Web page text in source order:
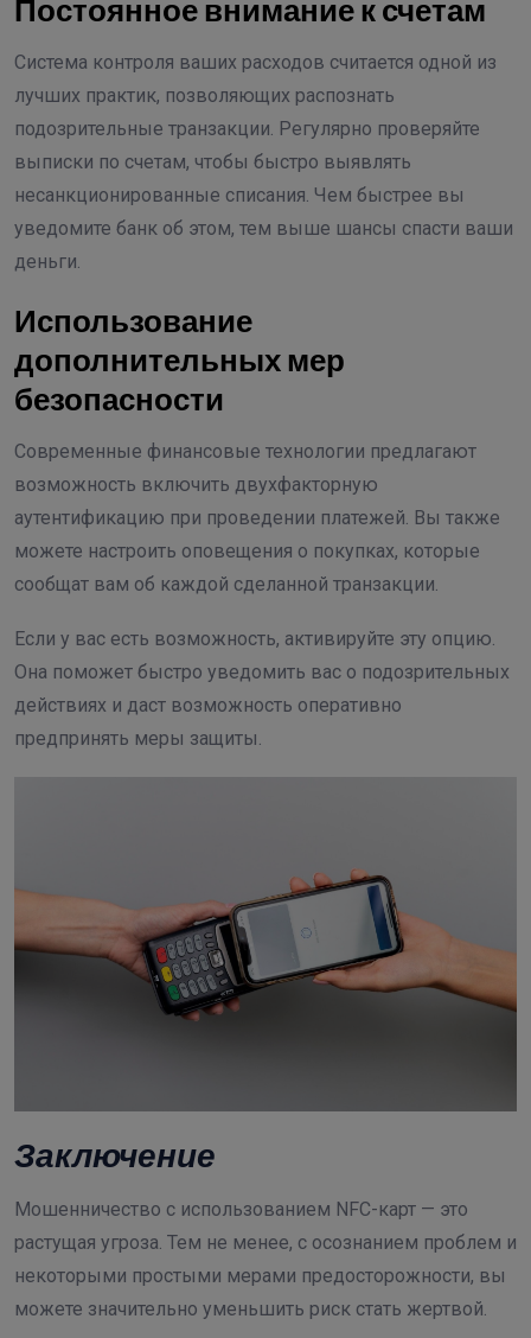
Постоянное внимание к счетам
Система контроля ваших расходов считается одной из
лучших практик, позволяющих распознать
подозрительные транзакции. Регулярно проверяйте
выписки по счетам, чтобы быстро выявлять
несанкционированные списания. Чем быстрее вы
уведомите банк об этом, тем выше шансы спасти ваши
деньги.
Использование
дополнительных мер
безопасности
Современные финансовые технологии предлагают
возможность включить двухфакторную
аутентификацию при проведении платежей. Вы также
можете настроить оповещения о покупках, которые
сообщат вам об каждой сделанной транзакции.
Если у вас есть возможность, активируйте эту опцию.
Она поможет быстро уведомить вас о подозрительных
действиях и даст возможность оперативно
предпринять меры защиты.
Заключение
Мошенничество с использованием NFC-карт — это
растущая угроза. Тем не менее, с осознанием проблем и
некоторыми простыми мерами предосторожности, вы
можете значительно уменьшить риск стать жертвой.